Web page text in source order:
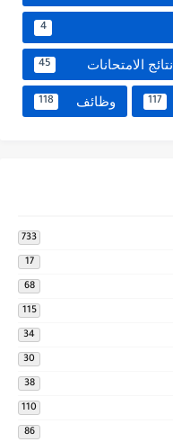
4
نتائج الامتحانات 45
117 وظائف 118
733
17
68
115
34
30
38
110
86